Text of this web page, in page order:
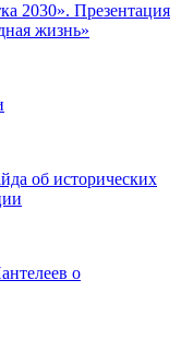
2030». Презентация
жизнь»
об исторических
о